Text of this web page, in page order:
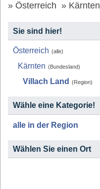
Österreich Kärnten
Sie sind hier!
Österreich (alle)
Kärnten (Bundesland)
Villach Land (Region)
Wähle eine Kategorie!
alle in der Region
Wählen Sie einen Ort